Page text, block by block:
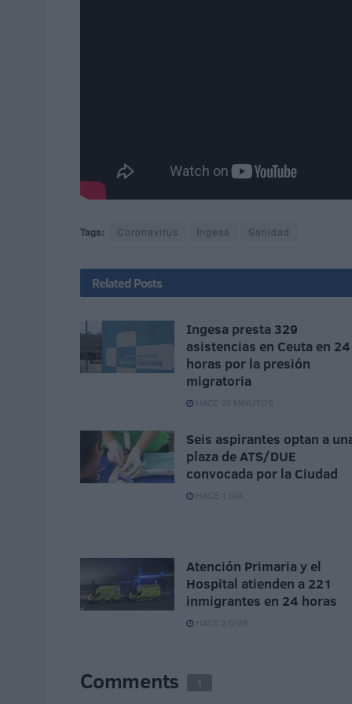
Tags: Coronavirus Ingesa Sanidad
Related Posts
Ingesa presta 329
asistencias en Ceuta en 24
horas por la presión
migratoria
HACE 20 MINUTOS
Seis aspirantes optan a
plaza de ATS/DUE
convocada por la Ciudad
HACE 1 DÍA
Atención Primaria y el
Hospital atienden a 221
inmigrantes en 24 horas
HACE 2 DÍAS
Comments 1